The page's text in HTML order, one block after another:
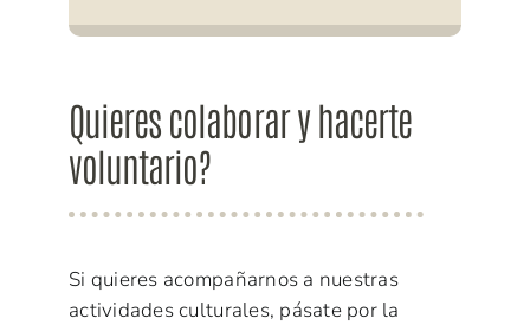
Quieres colaborar y hacerte
voluntario?
Si quieres acompañarnos a nuestras
actividades culturales, pásate por la